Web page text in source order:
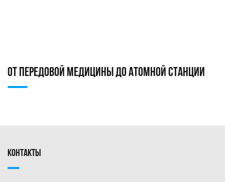
ОТ ПЕРЕДОВОЙ МЕДИЦИНЫ ДО АТОМНОЙ СТАНЦИИ
КОНТАКТЫ